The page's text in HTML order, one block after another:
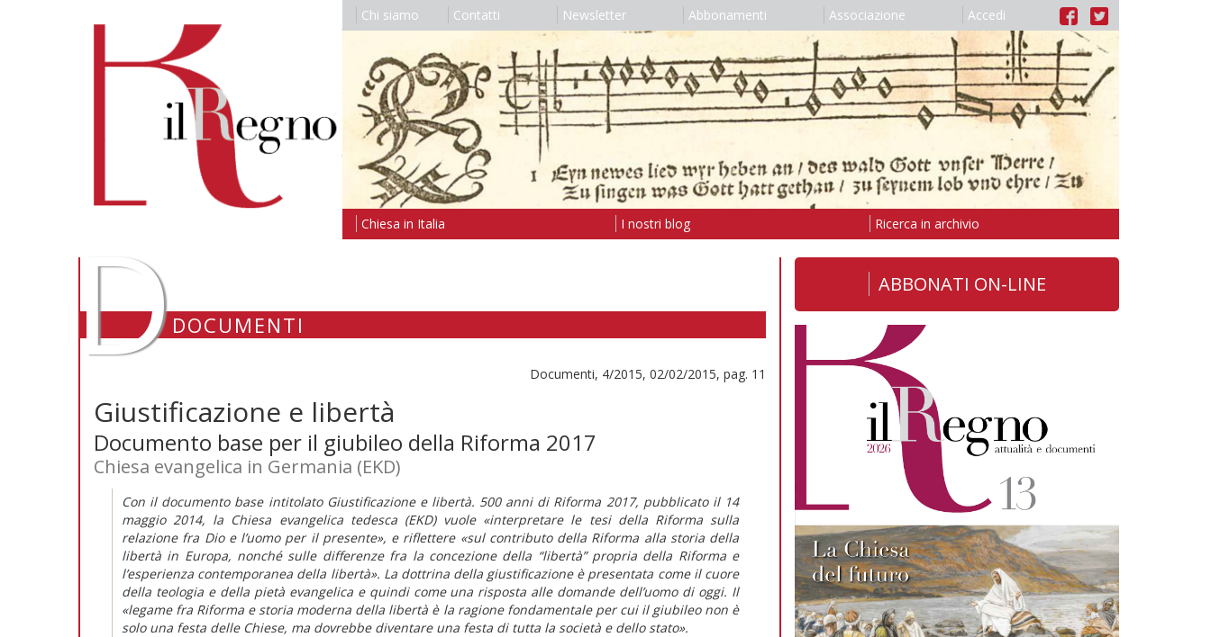
Chi siamo Contatti Newsletter Abbonamenti Associazione Accedi
Chiesa in Italia I nostri blog Ricerca in archivio
DDOCUMENTI
Documenti, 4/2015, 02/02/2015, pag. 11
Giustificazione e libertà
Documento base per il giubileo della Riforma 2017
Chiesa evangelica in Germania (EKD)
Con il documento base intitolato Giustificazione e libertà. 500 anni di Riforma 2017, pubblicato il 14
maggio 2014, la Chiesa evangelica tedesca (EKD) vuole «interpretare le tesi della Riforma sulla
relazione fra Dio e l’uomo per il presente», e riflettere «sul contributo della Riforma alla storia della
libertà in Europa, nonché sulle differenze fra la concezione della “libertà” propria della Riforma e
l’esperienza contemporanea della libertà». La dottrina della giustificazione è presentata come il cuore
della teologia e della pietà evangelica e quindi come una risposta alle domande dell’uomo di oggi. Il
«legame fra Riforma e storia moderna della libertà è la ragione fondamentale per cui il giubileo non è
solo una festa delle Chiese, ma dovrebbe diventare una festa di tutta la società e dello stato».
ABBONATI ON-LINE